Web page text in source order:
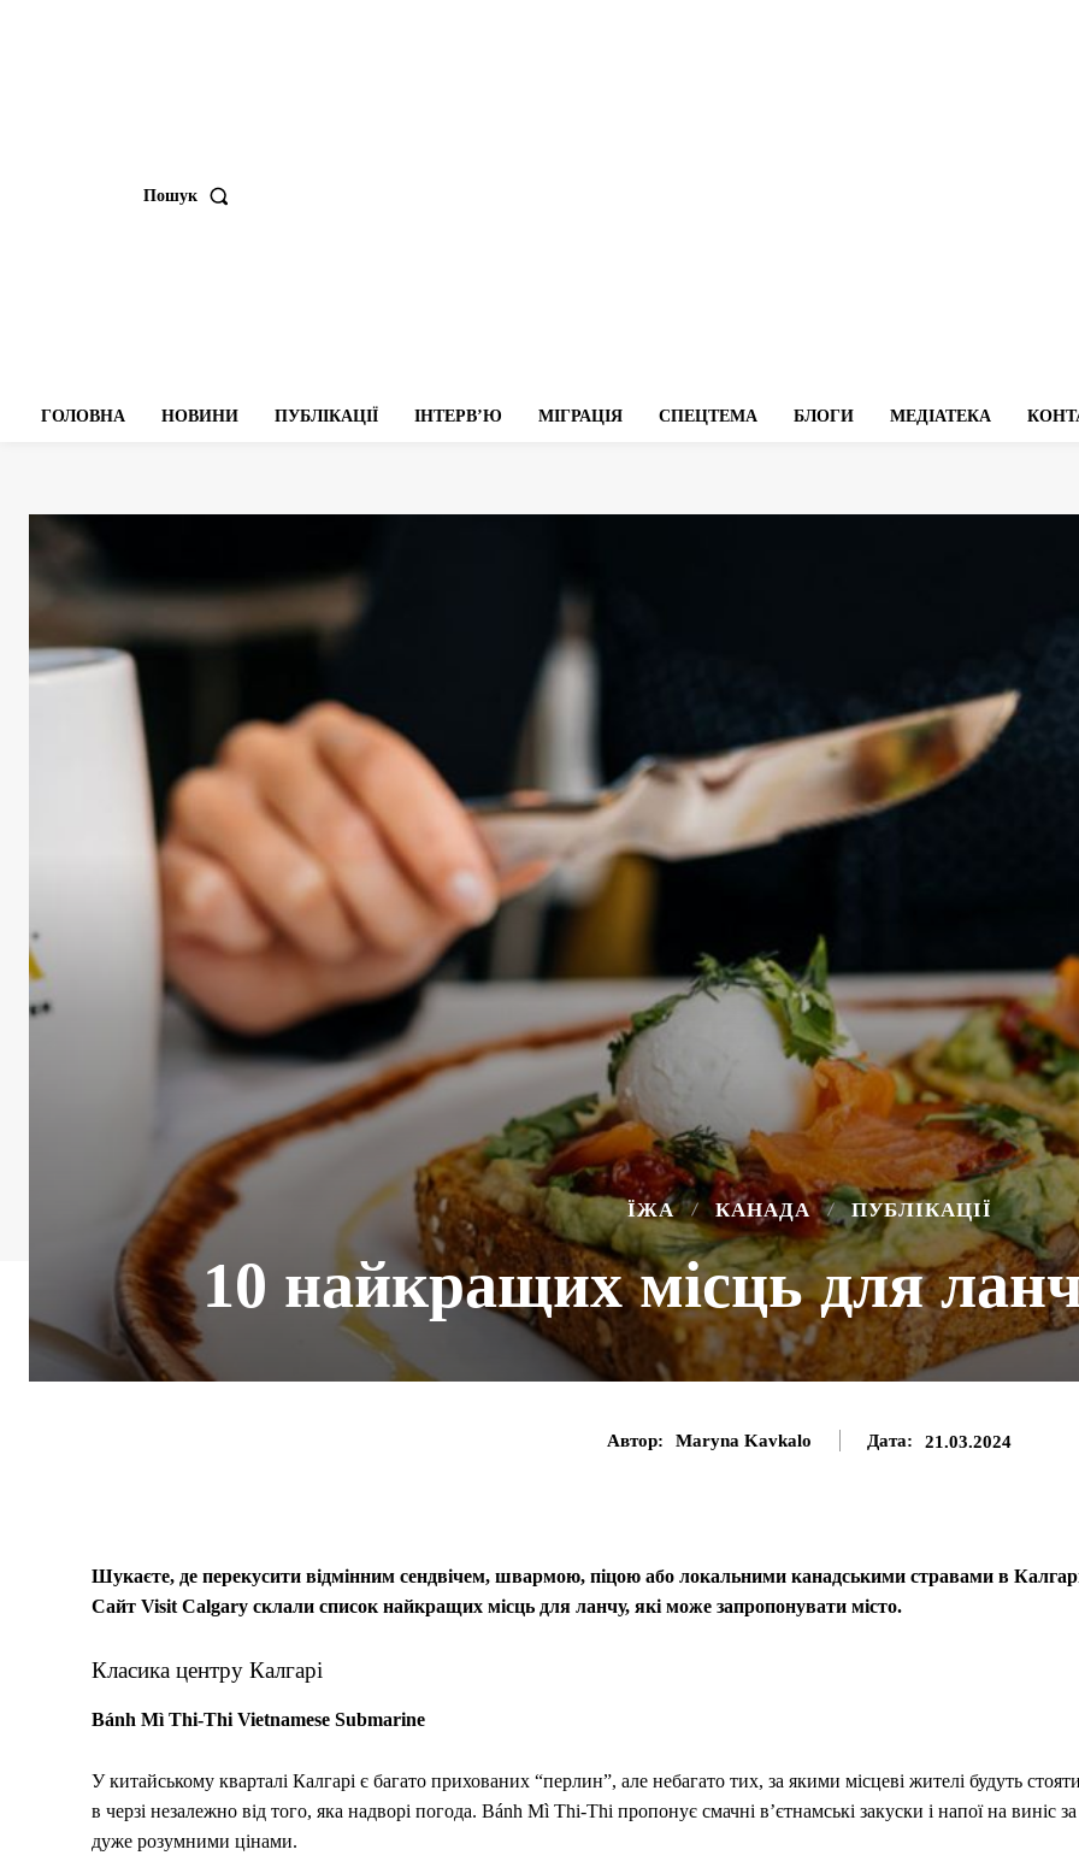
Пошук
ГОЛОВНА НОВИНИ ПУБЛІКАЦІЇ ІНТЕРВʼЮ МІГРАЦІЯ СПЕЦТЕМА БЛОГИ МЕДІАТЕКА
ЇЖА КАНАДА ПУБЛІКАЦІЇ
10 найкращих місць для
Автор: Maryna Kavkalo Дата: 21.03.2024
Шукаєте, де перекусити відмінним сендвічем, швармою, піцою або локальними канадськими стравами в
Сайт Visit Calgary склали список найкращих місць для ланчу, які може запропонувати місто.
Класика центру Калгарі
Bánh Mì Thi-Thi Vietnamese Submarine
У китайському кварталі Калгарі є багато прихованих “перлин”, але небагато тих, за якими місцеві жителі будуть
в черзі незалежно від того, яка надворі погода. Bánh Mì Thi-Thi пропонує смачні в’єтнамські закуски і напої на виніс за
дуже розумними цінами.